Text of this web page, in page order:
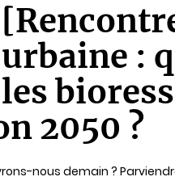
urbaine :
les
2050 ?
nous demain ?